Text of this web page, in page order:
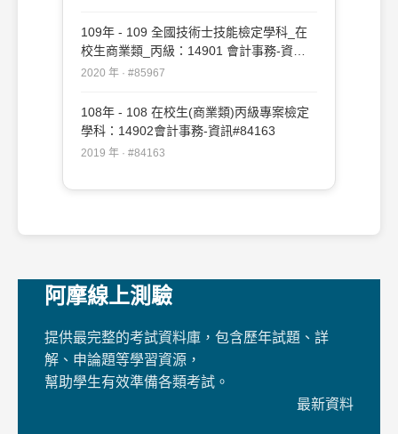
109年 - 109 全國技術士技能檢定學科_在
校生商業類_丙級：14901 會計事務-資訊
#85967
2020 年 · #85967
108年 - 108 在校生(商業類)丙級專案檢定
學科：14902會計事務-資訊#84163
2019 年 · #84163
阿摩線上測驗
提供最完整的考試資料庫，包含歷年試題、詳
解、申論題等學習資源，
幫助學生有效準備各類考試。
最新資料